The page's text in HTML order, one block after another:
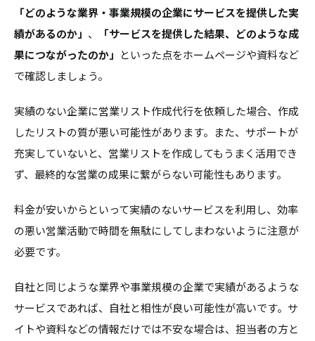
「どのような業界・事業規模の企業にサービスを提供した実
績があるのか」 、
「サービスを提供した結果、どのような成
果につながったのか」 といった点をホームページや資料など
で確認しましょう。
実績のない企業に営業リスト作成代行を依頼した場合、作成
したリストの質が悪い可能性があります。また、サポートが
充実していないと、営業リストを作成してもうまく活用でき
ず、最終的な営業の成果に繋がらない可能性もあります。
料金が安いからといって実績のないサービスを利用し、効率
の悪い営業活動で時間を無駄にしてしまわないように注意が
必要です。
自社と同じような業界や事業規模の企業で実績があるような
サービスであれば、自社と相性が良い可能性が高いです。サ
イトや資料などの情報だけでは不安な場合は、担当者の方と